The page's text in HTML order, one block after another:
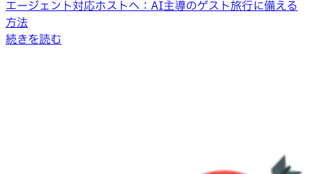
エージェント対応ホストへ：AI主導のゲスト旅行に備える
方法
続きを読む